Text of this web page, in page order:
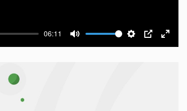
06:11
Выключить звукНастройки
PIP На